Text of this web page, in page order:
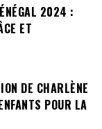
2024 :
ET
DE CHARLÈNE
POUR LA